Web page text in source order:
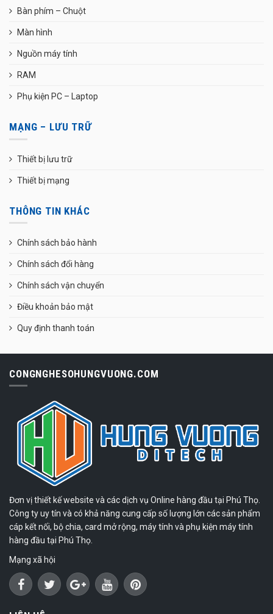
Bàn phím – Chuột
Màn hình
Nguồn máy tính
RAM
Phụ kiện PC – Laptop
MẠNG – LƯU TRỮ
Thiết bị lưu trữ
Thiết bị mạng
THÔNG TIN KHÁC
Chính sách bảo hành
Chính sách đổi hàng
Chính sách vận chuyển
Điều khoản bảo mật
Quy định thanh toán
CONGNGHESOHUNGVUONG.COM
Đơn vị thiết kế website và các dịch vụ Online hàng đầu tại Phú Thọ.
Công ty uy tín và có khả năng cung cấp số lượng lớn các sản phẩm
cáp kết nối, bộ chia, card mở rộng, máy tính và phụ kiện máy tính
hàng đầu tại Phú Thọ.
Mạng xã hội